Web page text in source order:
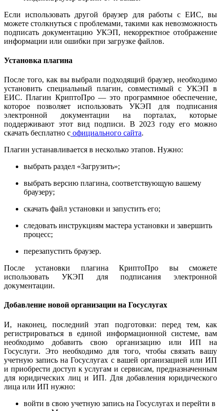
Если использовать другой браузер для работы с ЕИС, вы
можете столкнуться с проблемами, такими как невозможность
подписать документацию УКЭП, некорректное отображение
информации или ошибки при загрузке файлов.
Установка плагина
После того, как вы выбрали подходящий браузер, необходимо
установить специальный плагин, совместимый с УКЭП в
ЕИС. Плагин КриптоПро — это программное обеспечение,
которое позволяет использовать УКЭП для подписания
электронной документации на порталах, которые
поддерживают этот вид подписи. В 2023 году его можно
скачать бесплатно с официального сайта.
Плагин устанавливается в несколько этапов. Нужно:
выбрать раздел «Загрузить»;
выбрать версию плагина, соответствующую вашему
браузеру;
скачать файл установки и запустить его;
следовать инструкциям мастера установки и завершить
процесс;
перезапустить браузер.
После установки плагина КриптоПро вы сможете
использовать УКЭП для подписания электронной
документации.
Добавление новой организации на Госуслугах
И, наконец, последний этап подготовки: перед тем, как
регистрироваться в единой информационной системе, вам
необходимо добавить свою организацию или ИП на
Госуслуги. Это необходимо для того, чтобы связать вашу
учетную запись на Госуслугах с вашей организацией или ИП
и приобрести доступ к услугам и сервисам, предназначенным
для юридических лиц и ИП. Для добавления юридического
лица или ИП нужно:
войти в свою учетную запись на Госуслугах и перейти в